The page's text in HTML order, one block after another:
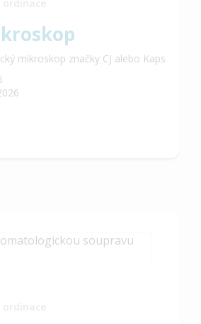
mikroskop značky CJ alebo Kaps